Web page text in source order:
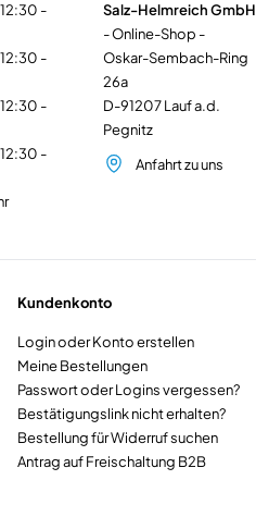
-
-
-
-
Salz-Helmreich GmbH
- Online-Shop -
Oskar-Sembach-Ring
26a
D-91207 Lauf a.d.
Pegnitz
Anfahrt zu uns
Kundenkonto
LoginoderKonto erstellen
Meine Bestellungen
Passwort oder Logins vergessen?
Bestätigungslink nicht erhalten?
Bestellung für Widerruf suchen
Antrag auf Freischaltung B2B